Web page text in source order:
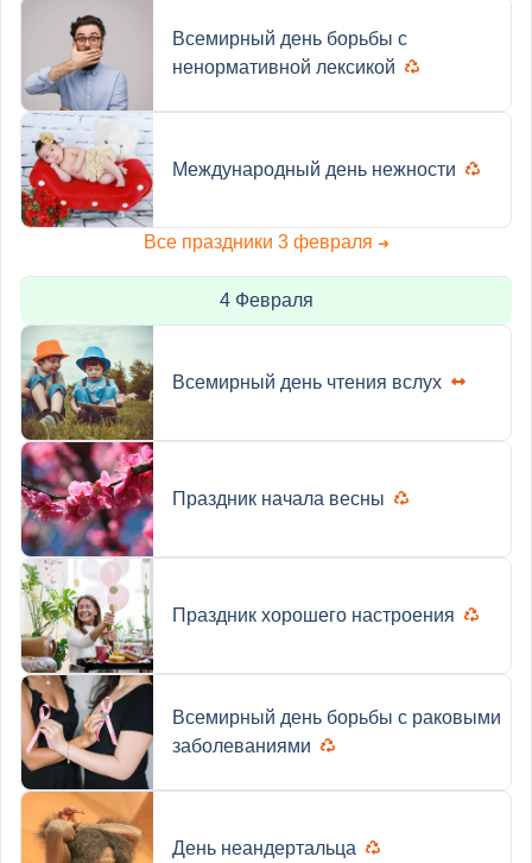
Всемирный день борьбы с
ненормативной лексикой
Международный день нежности
Все праздники 3 февраля ➜
4 Февраля
Всемирный день чтения вслух
Праздник начала весны
Праздник хорошего настроения
Всемирный день борьбы с раковыми
заболеваниями
День неандертальца